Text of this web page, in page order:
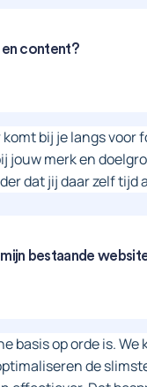
en content?
bij je langs
jouw merk en
dat jij daar zelf tijd
mijn bestaande
basis op orde is.
de